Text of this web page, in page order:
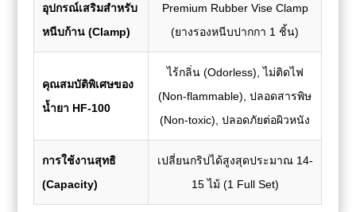
อุปกรณ์เสริมสำหรับ
หนีบก้าน (Clamp)
Premium Rubber Vise Clamp
(ยางรองหนีบปากกา 1 ชิ้น)
คุณสมบัติพิเศษของ
น้ำยา HF-100
ไร้กลิ่น (Odorless), ไม่ติดไฟ
(Non-flammable), ปลอดสารพิษ
(Non-toxic), ปลอดภัยต่อผิวหนัง
การใช้งานสุทธิ
(Capacity)
เปลี่ยนกริปได้สูงสุดประมาณ 14-
15 ไม้ (1 Full Set)